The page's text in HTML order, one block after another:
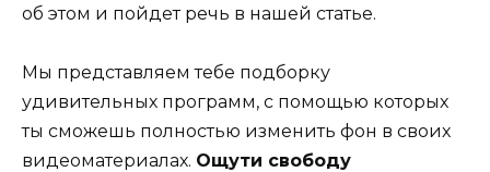
об этом и пойдет речь в нашей статье.
Мы представляем тебе подборку
удивительных программ, с помощью которых
ты сможешь полностью изменить фон в своих
видеоматериалах. Ощути свободу